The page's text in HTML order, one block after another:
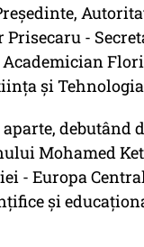
-
și
debutând
Mohamed
- Europa
și